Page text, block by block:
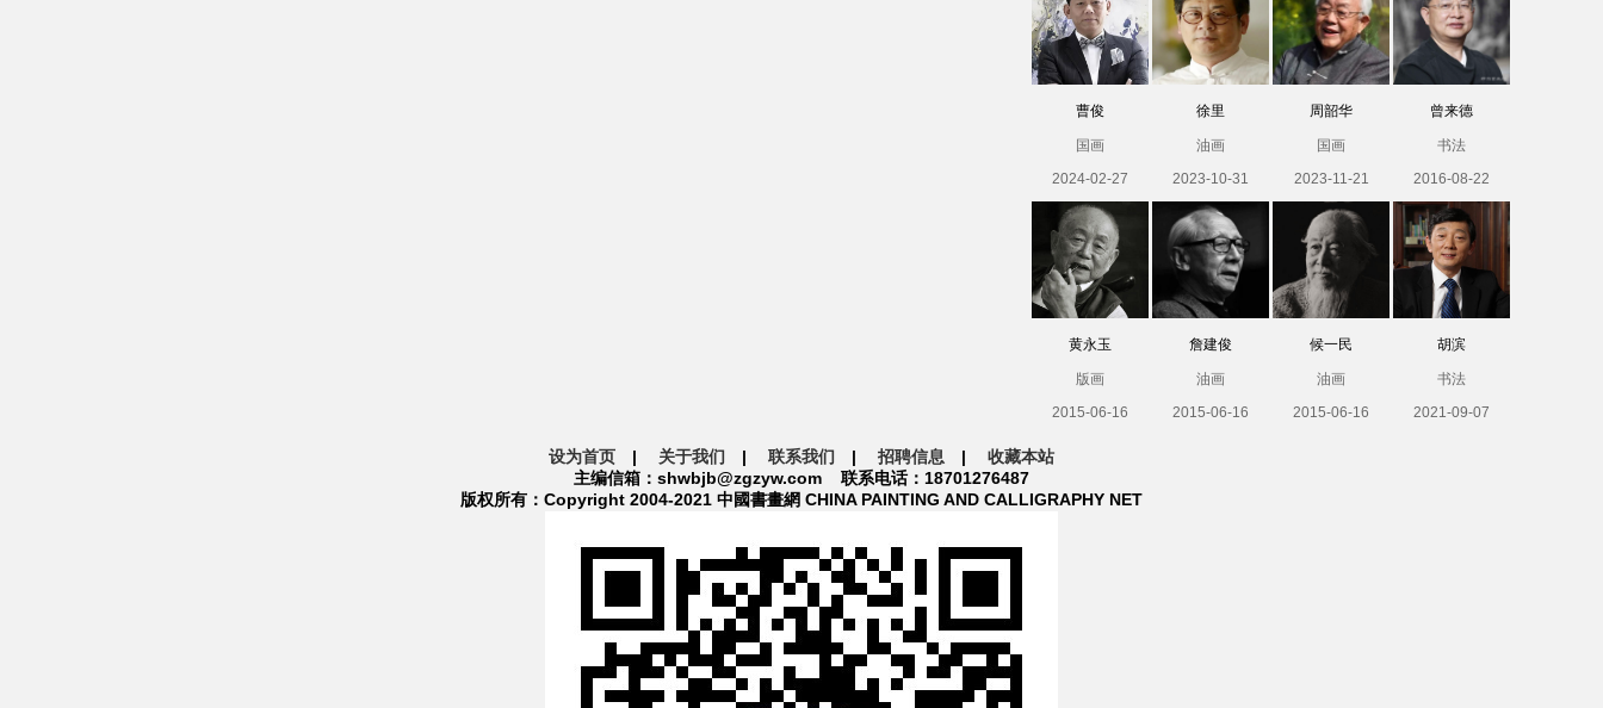
曹俊
国画
2024-02-27
徐里
油画
2023-10-31
周韶华
国画
2023-11-21
曾来德
书法
2016-08-22
黄永玉
版画
2015-06-16
詹建俊
油画
2015-06-16
候一民
油画
2015-06-16
胡滨
书法
2021-09-07
设为首页 | 关于我们 | 联系我们 | 招聘信息 | 收藏本站
主编信箱：shwbjb@zgzyw.com 联系电话：18701276487
版权所有：Copyright 2004-2021 中國書畫網 CHINA PAINTING AND CALLIGRAPHY NET